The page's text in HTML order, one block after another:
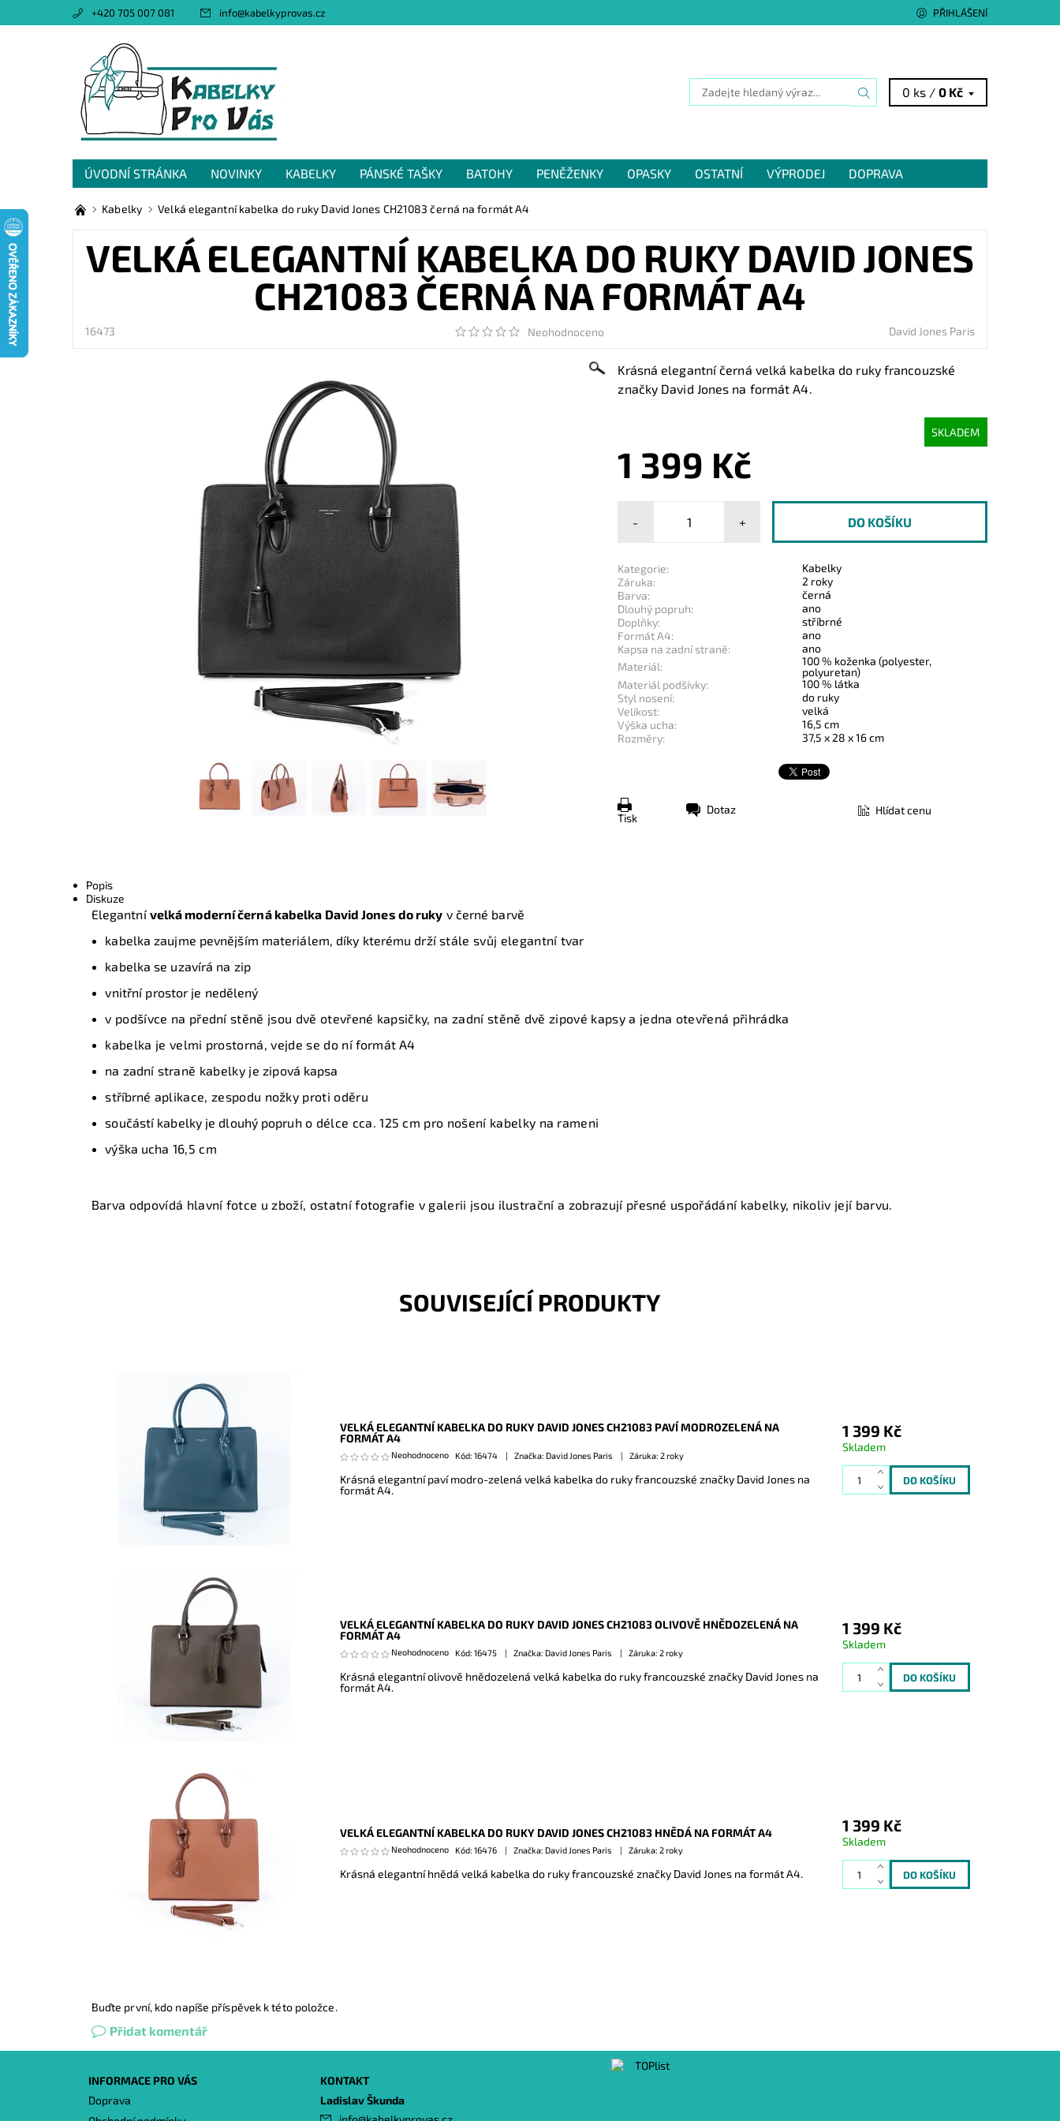
+420 705 007 081 info@kabelkyprovas.cz PŘIHLÁŠENÍ
0 ks /0 Kč
ÚVODNÍ STRÁNKA NOVINKY KABELKY PÁNSKÉ TAŠKY BATOHY PENĚŽENKY OPASKY OSTATNÍ VÝPRODEJ
DOPRAVA
OBCHODNÍ PODMÍNKY
GDPR NAPIŠTE NÁM
Kabelky Velká elegantní kabelka do ruky David Jones CH21083 černá na formát A4
VELKÁ ELEGANTNÍ KABELKA DO RUKY DAVID JONES
CH21083 ČERNÁ NA FORMÁT A4
16473 Neohodnoceno David Jones Paris
Krásná elegantní černá velká kabelka do ruky francouzské
značky David Jones na formát A4.
SKLADEM
1 399 Kč
- +
Kategorie:
Kabelky
Záruka:
2 roky
Barva:
černá
Dlouhý popruh:
ano
Doplňky:
stříbrné
Formát A4:
ano
Kapsa na zadní straně:
ano
Materiál:
100 % koženka (polyester,
polyuretan)
Materiál podšívky:
100 % látka
Styl nosení:
do ruky
Velikost:
velká
Výška ucha:
16,5 cm
Rozměry:
37,5 x 28 x 16 cm
Tisk
Dotaz Hlídat cenu
Popis
Diskuze
Elegantnívelká moderní černá kabelka David Jones do ruky v černé barvě
kabelka zaujme pevnějším materiálem, díky kterému držístále svůj elegantní tvar
kabelka se uzavírá na zip
vnitřní prostor je nedělený
v podšívce na přední stěně jsou dvě otevřené kapsičky, na zadní stěně dvě zipové kapsy a jedna otevřená přihrádka
kabelka je velmi prostorná, vejde se do níformát A4
na zadnístraně kabelky jezipová kapsa
stříbrné aplikace, zespodu nožky proti oděru
součástí kabelky je dlouhý popruho délce cca. 125 cm pro nošení kabelky na rameni
výška ucha 16,5 cm
Barva odpovídá hlavní fotce u zboží, ostatní fotografie v galerii jsou ilustrační a zobrazují přesné uspořádání kabelky, nikoliv její barvu.
SOUVISEJÍCÍ PRODUKTY
VELKÁ ELEGANTNÍ KABELKA DO RUKY DAVID JONES CH21083 PAVÍ MODROZELENÁ NA
FORMÁT A4
Neohodnoceno Kód: 16474 Značka: David Jones Paris Záruka: 2 roky
Krásná elegantní paví modro-zelená velká kabelka do ruky francouzské značky David Jones na
formát A4.
1 399 Kč
Skladem
VELKÁ ELEGANTNÍ KABELKA DO RUKY DAVID JONES CH21083 OLIVOVĚ HNĚDOZELENÁ NA
FORMÁT A4
Neohodnoceno Kód: 16475 Značka: David Jones Paris Záruka: 2 roky
Krásná elegantní olivově hnědozelená velká kabelka do ruky francouzské značky David Jones na
formát A4.
1 399 Kč
Skladem
VELKÁ ELEGANTNÍ KABELKA DO RUKY DAVID JONES CH21083 HNĚDÁ NA FORMÁT A4
Neohodnoceno Kód: 16476 Značka: David Jones Paris Záruka: 2 roky
Krásná elegantní hnědá velká kabelka do ruky francouzské značky David Jones na formát A4.
1 399 Kč
Skladem
Buďte první, kdo napíše příspěvek k této položce.
Přidat komentář
INFORMACE PRO VÁS
Doprava
KONTAKT
Ladislav Škunda